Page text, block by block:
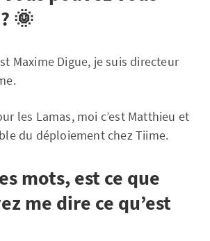
🌞
Maxime Digue, je suis directeur
les Lamas, moi c’est Matthieu et
du déploiement chez Tiime.
mots, est ce que
me dire ce qu’est